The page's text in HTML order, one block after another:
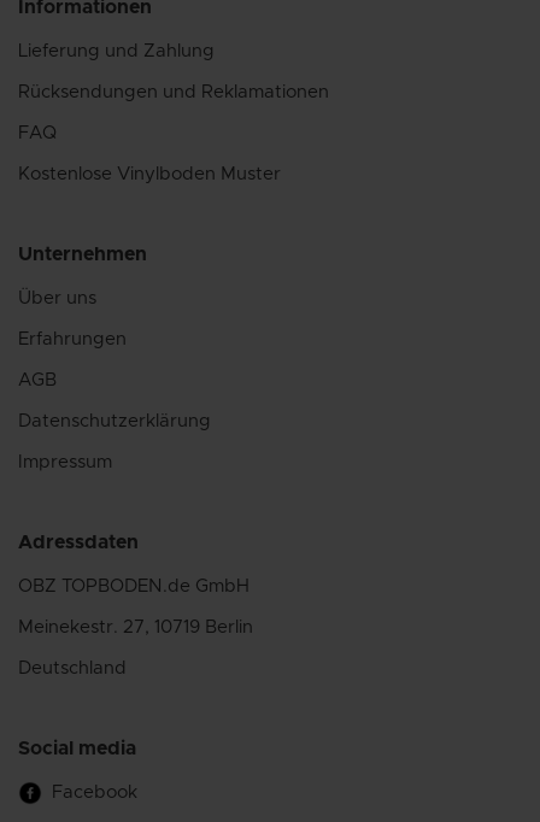
Informationen
Lieferung und Zahlung
Rücksendungen und Reklamationen
FAQ
Kostenlose Vinylboden Muster
Unternehmen
Über uns
Erfahrungen
AGB
Datenschutzerklärung
Impressum
Adressdaten
OBZ TOPBODEN.de GmbH
Meinekestr. 27, 10719 Berlin
Deutschland
Social media
Facebook